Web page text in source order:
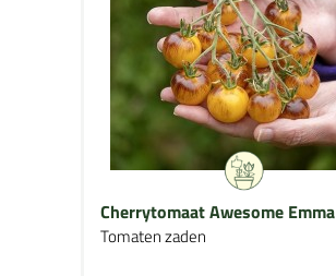
Cherrytomaat Awesome Emma
Tomaten zaden